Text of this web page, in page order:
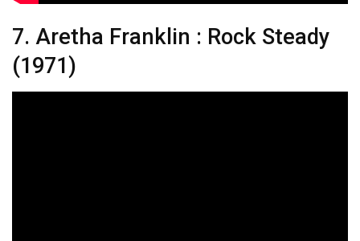
7. Aretha Franklin : Rock Steady
(1971)